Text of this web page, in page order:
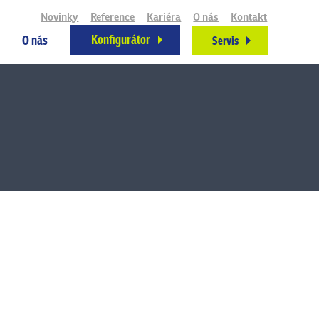
O nás Konfigurátor Servis
Novinky Reference Kariéra O nás Kontakt